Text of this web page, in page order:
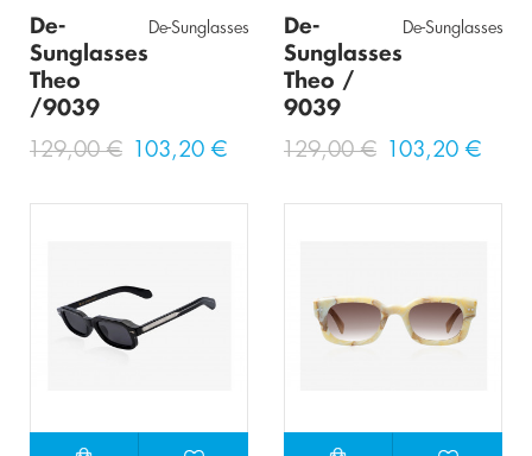
De-
Sunglasses
Theo
/9039
De-Sunglasses
129,00 € 103,20 €
De-
Sunglasses
Theo /
9039
De-Sunglasses
129,00 € 103,20 €